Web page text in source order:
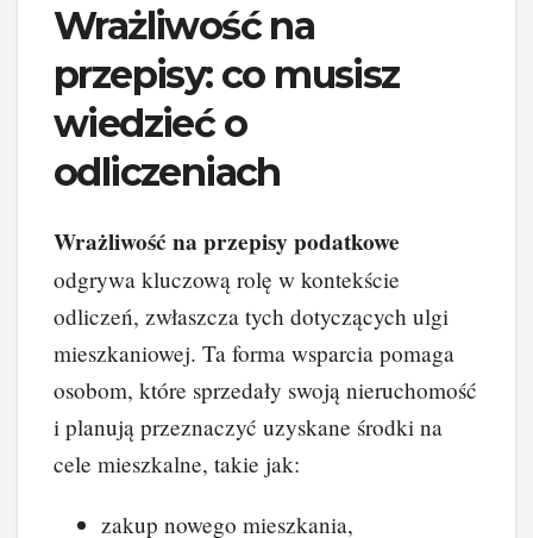
Wrażliwość na
przepisy: co musisz
wiedzieć o
odliczeniach
Wrażliwość na przepisy podatkowe
odgrywa kluczową rolę w kontekście
odliczeń, zwłaszcza tych dotyczących ulgi
mieszkaniowej. Ta forma wsparcia pomaga
osobom, które sprzedały swoją nieruchomość
i planują przeznaczyć uzyskane środki na
cele mieszkalne, takie jak:
zakup nowego mieszkania,